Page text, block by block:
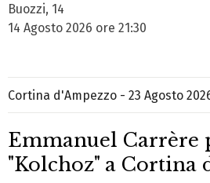
Buozzi, 14
14 Agosto 2026 ore 21:30
Cortina d'Ampezzo - 23 Agosto
Emmanuel Carrère
"Kolchoz" a Cortina